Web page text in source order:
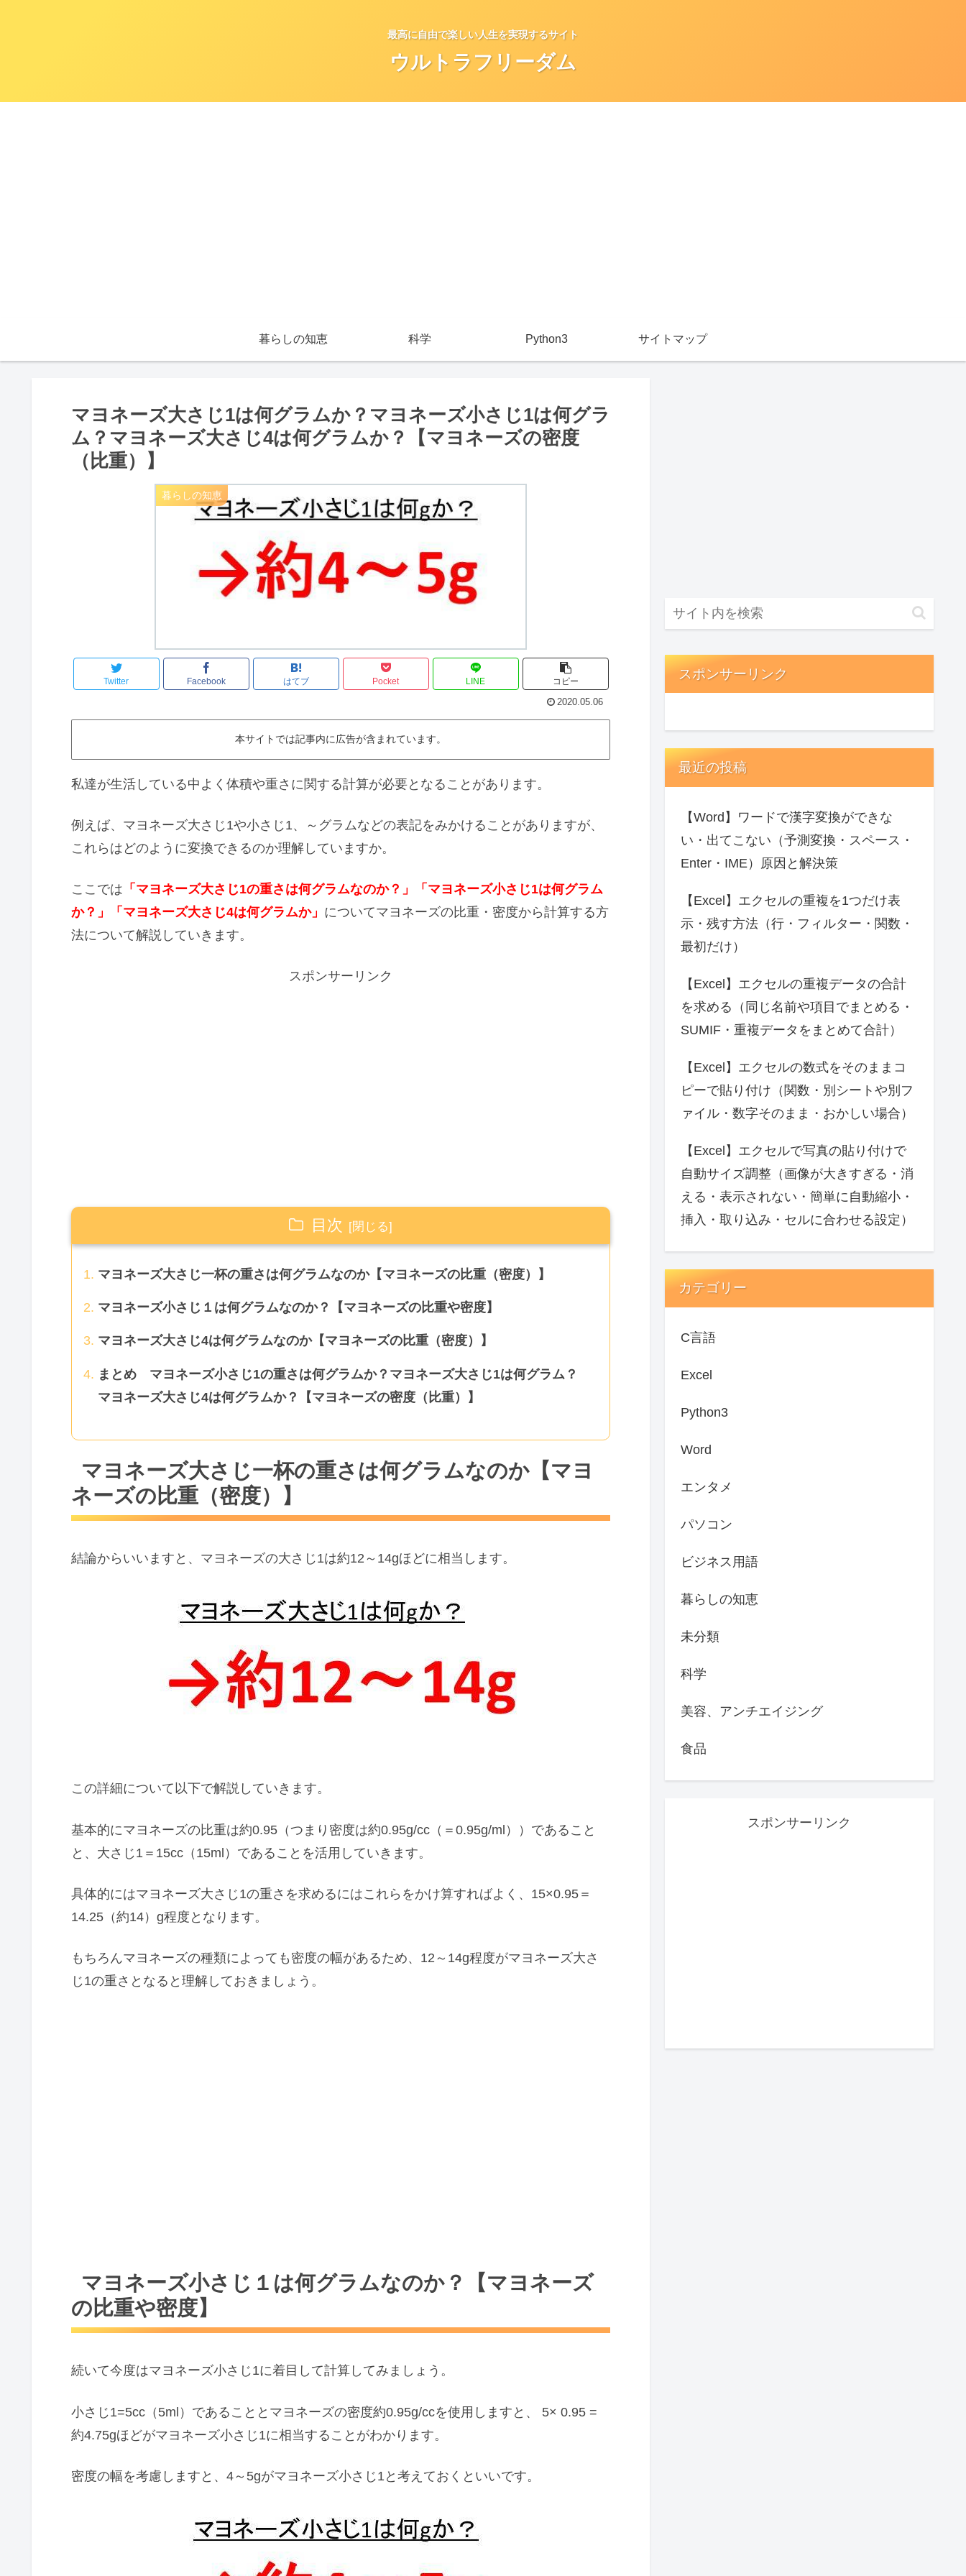
最高に自由で楽しい人生を実現するサイト
ウルトラフリーダム
暮らしの知恵 科学 Python3 サイトマップ
マヨネーズ大さじ1は何グラムか？マヨネーズ小さじ1は何グラ
ム？マヨネーズ大さじ4は何グラムか？【マヨネーズの密度
（比重）】
暮らしの知恵
Twitter Facebook はてブ Pocket LINE コピー
2020.05.06
本サイトでは記事内に広告が含まれています。
私達が生活している中よく体積や重さに関する計算が必要となることがあります。
例えば、マヨネーズ大さじ1や小さじ1、～グラムなどの表記をみかけることがありますが、
これらはどのように変換できるのか理解していますか。
ここでは 「マヨネーズ大さじ1の重さは何グラムなのか？」「マヨネーズ小さじ1は何グラム
か？」「マヨネーズ大さじ4は何グラムか」 についてマヨネーズの比重・密度から計算する方
法について解説していきます。
スポンサーリンク
目次
マヨネーズ大さじ一杯の重さは何グラムなのか【マヨネーズの比重（密度）】
マヨネーズ小さじ１は何グラムなのか？【マヨネーズの比重や密度】
マヨネーズ大さじ4は何グラムなのか【マヨネーズの比重（密度）】
まとめ マヨネーズ小さじ1の重さは何グラムか？マヨネーズ大さじ1は何グラム？
マヨネーズ大さじ4は何グラムか？【マヨネーズの密度（比重）】
マヨネーズ大さじ一杯の重さは何グラムなのか【マヨ
ネーズの比重（密度）】
結論からいいますと、マヨネーズの大さじ1は約12～14gほどに相当します。
この詳細について以下で解説していきます。
基本的にマヨネーズの比重は約0.95（つまり密度は約0.95g/cc（＝0.95g/ml））であること
と、大さじ1＝15cc（15ml）であることを活用していきます。
具体的にはマヨネーズ大さじ1の重さを求めるにはこれらをかけ算すればよく、15×0.95＝
14.25（約14）g程度となります。
もちろんマヨネーズの種類によっても密度の幅があるため、12～14g程度がマヨネーズ大さ
じ1の重さとなると理解しておきましょう。
マヨネーズ小さじ１は何グラムなのか？【マヨネーズ
の比重や密度】
続いて今度はマヨネーズ小さじ1に着目して計算してみましょう。
小さじ1=5cc（5ml）であることとマヨネーズの密度約0.95g/ccを使用しますと、 5× 0.95 =
約4.75gほどがマヨネーズ小さじ1に相当することがわかります。
密度の幅を考慮しますと、4～5gがマヨネーズ小さじ1と考えておくといいです。
スポンサーリンク
最近の投稿
【Word】ワードで漢字変換ができな
い・出てこない（予測変換・スペース・
Enter・IME）原因と解決策
【Excel】エクセルの重複を1つだけ表
示・残す方法（行・フィルター・関数・
最初だけ）
【Excel】エクセルの重複データの合計
を求める（同じ名前や項目でまとめる・
SUMIF・重複データをまとめて合計）
【Excel】エクセルの数式をそのままコ
ピーで貼り付け（関数・別シートや別フ
ァイル・数字そのまま・おかしい場合）
【Excel】エクセルで写真の貼り付けで
自動サイズ調整（画像が大きすぎる・消
える・表示されない・簡単に自動縮小・
挿入・取り込み・セルに合わせる設定）
カテゴリー
C言語
Excel
Python3
Word
エンタメ
パソコン
ビジネス用語
暮らしの知恵
未分類
科学
美容、アンチエイジング
食品
スポンサーリンク